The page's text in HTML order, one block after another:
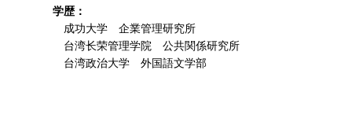
学歴：
成功大学 企業管理研究所
台湾长荣管理学院 公共関係研究所
台湾政治大学 外国語文学部